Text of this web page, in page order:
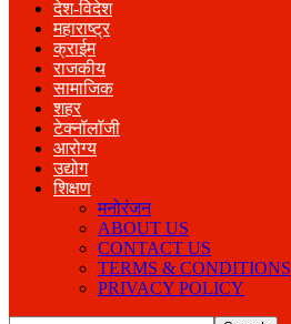
देश-विदेश
महाराष्ट्र
क्राईम
राजकीय
सामाजिक
शहर
टेक्नॉलॉजी
आरोग्य
उद्योग
शिक्षण
मनोरंजन
ABOUT US
CONTACT US
TERMS & CONDITIONS
PRIVACY POLICY